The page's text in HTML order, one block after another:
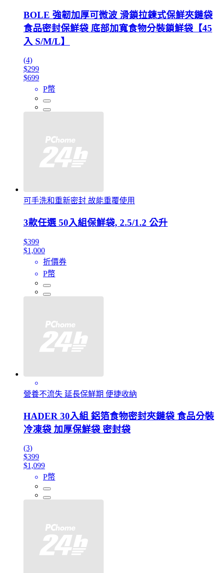
BOLE 強韌加厚可微波 滑鎖拉鍊式保鮮夾鏈袋
食品密封保鮮袋 底部加寬食物分裝鎖鮮袋【45
入 S/M/L】
(4)
$299
$699
P幣
可手洗和重新密封 故能重覆使用
3款任選 50入組保鮮袋, 2.5/1.2 公升
$399
$1,000
折價券
P幣
營養不流失 延長保鮮期 便捷收納
HADER 30入組 鋁箔食物密封夾鏈袋 食品分裝
冷凍袋 加厚保鮮袋 密封袋
(3)
$399
$1,099
P幣